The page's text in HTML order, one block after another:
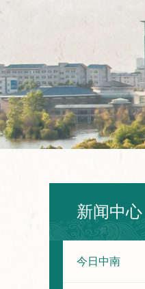
新闻中心
今日中南